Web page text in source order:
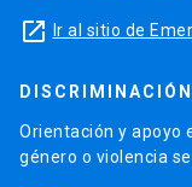
launch Ir al sitio de
Orientación y apoyo
género o violencia